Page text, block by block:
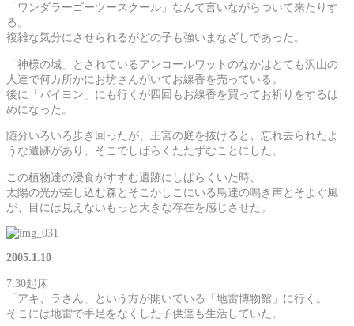
「ワンダラーゴーツースクール」なんて言いながらついて来たりす
る。
複雑な気分にさせられるがどの子も強いまなざしであった。
「神様の城」とされているアンコールワットのなかはとても沢山の
人達で何カ所かにお坊さんがいてお線香を売っている。
後に「バイヨン」にも行くが四回もお線香を買ってお祈りをするは
めになった。
随分いろいろ歩き回ったが、王宮の庭を抜けると、忘れ去られたよ
うな遺跡があり、そこでしばらくたたずむことにした。
この植物達の浸食がすすむ遺跡にしばらくいた時、
太陽の光が差し込む森とそこかしこにいる鳥達の鳴き声とそよぐ風
が、目には見えないもっと大きな存在を感じさせた。
2005.1.10
7:30起床
「アキ、ラさん」という方が開いている「地雷博物館」に行く。
そこには地雷で手足をなくした子供達も生活していた。